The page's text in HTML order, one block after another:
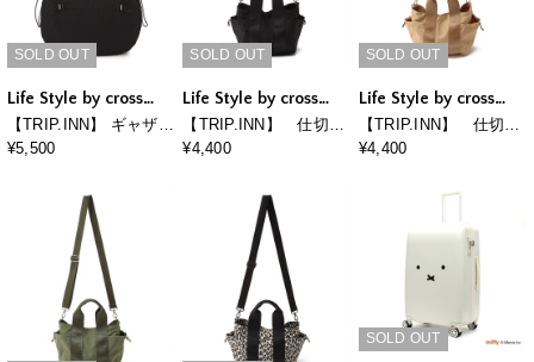
SOLD OUT
Life Style by cross
marche
【TRIP.INN】 ギャザー
ショルダーバッグ
¥5,500
SOLD OUT
Life Style by cross
marche
【TRIP.INN】 仕切り
たくさんミニトート
¥4,400
SOLD OUT
Life Style by cross
marche
【TRIP.INN】 仕切り
たくさんミニトート
¥4,400
SOLD OUT